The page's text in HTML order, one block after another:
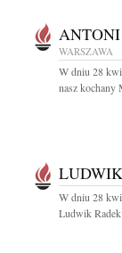
WARSZAWA
W dniu 28
nasz kochany
W dniu 28
Ludwik